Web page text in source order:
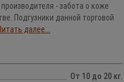
- забота о коже
Подгузники данной торговой
далее...
От 10 до 20 кг.